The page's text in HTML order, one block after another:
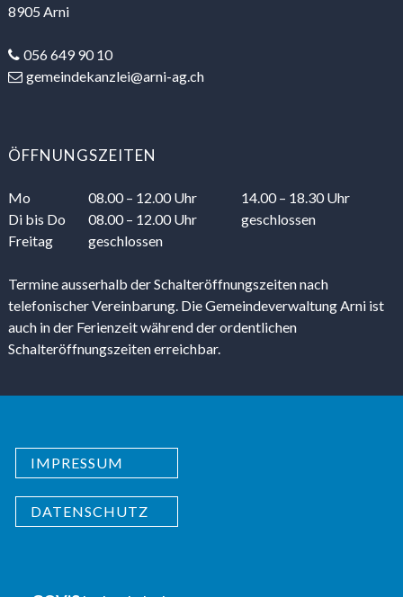
8905 Arni
056 649 90 10
gemeindekanzlei@arni-ag.ch
ÖFFNUNGSZEITEN
Mo 08.00 – 12.00 Uhr
14.00 – 18.30 Uhr
Dibis Do 08.00 – 12.00 Uhr
geschlossen
Freitag
geschlossen
Termine ausserhalb der Schalteröffnungszeiten nach
telefonischer Vereinbarung. Die Gemeindeverwaltung Arni ist
auch in der Ferienzeit während der ordentlichen
Schalteröffnungszeiten erreichbar.
IMPRESSUM
DATENSCHUTZ